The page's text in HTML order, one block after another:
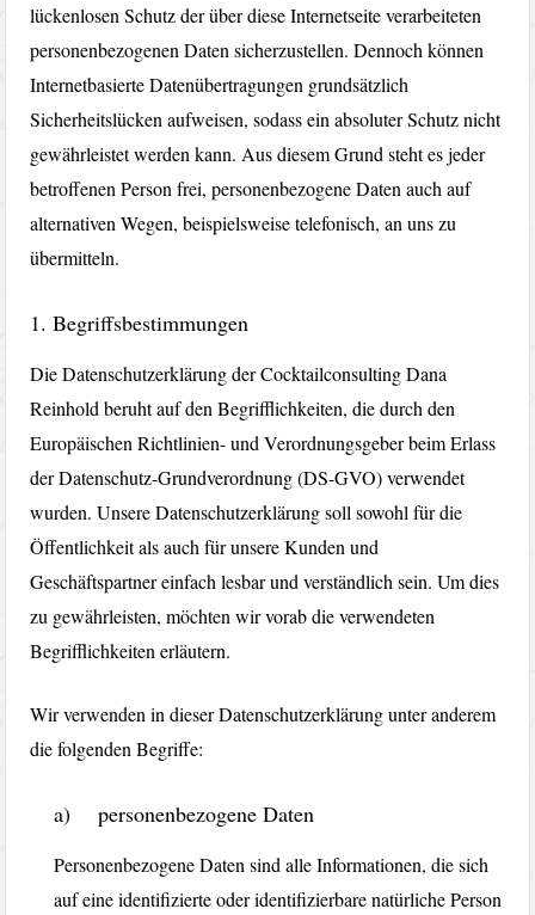
lückenlosen Schutz der über diese Internetseite verarbeiteten
personenbezogenen Daten sicherzustellen. Dennoch können
Internetbasierte Datenübertragungen grundsätzlich
Sicherheitslücken aufweisen, sodass ein absoluter Schutz nicht
gewährleistet werden kann. Aus diesem Grund steht es jeder
betroffenen Person frei, personenbezogene Daten auch auf
alternativen Wegen, beispielsweise telefonisch, an uns zu
übermitteln.
1. Begriffsbestimmungen
Die Datenschutzerklärung der Cocktailconsulting Dana
Reinhold beruht auf den Begrifflichkeiten, die durch den
Europäischen Richtlinien- und Verordnungsgeber beim Erlass
der Datenschutz-Grundverordnung (DS-GVO) verwendet
wurden. Unsere Datenschutzerklärung soll sowohl für die
Öffentlichkeit als auch für unsere Kunden und
Geschäftspartner einfach lesbar und verständlich sein. Um dies
zu gewährleisten, möchten wir vorab die verwendeten
Begrifflichkeiten erläutern.
Wir verwenden in dieser Datenschutzerklärung unter anderem
die folgenden Begriffe:
a) personenbezogene Daten
Personenbezogene Daten sind alle Informationen, die sich
auf eine identifizierte oder identifizierbare natürliche Person